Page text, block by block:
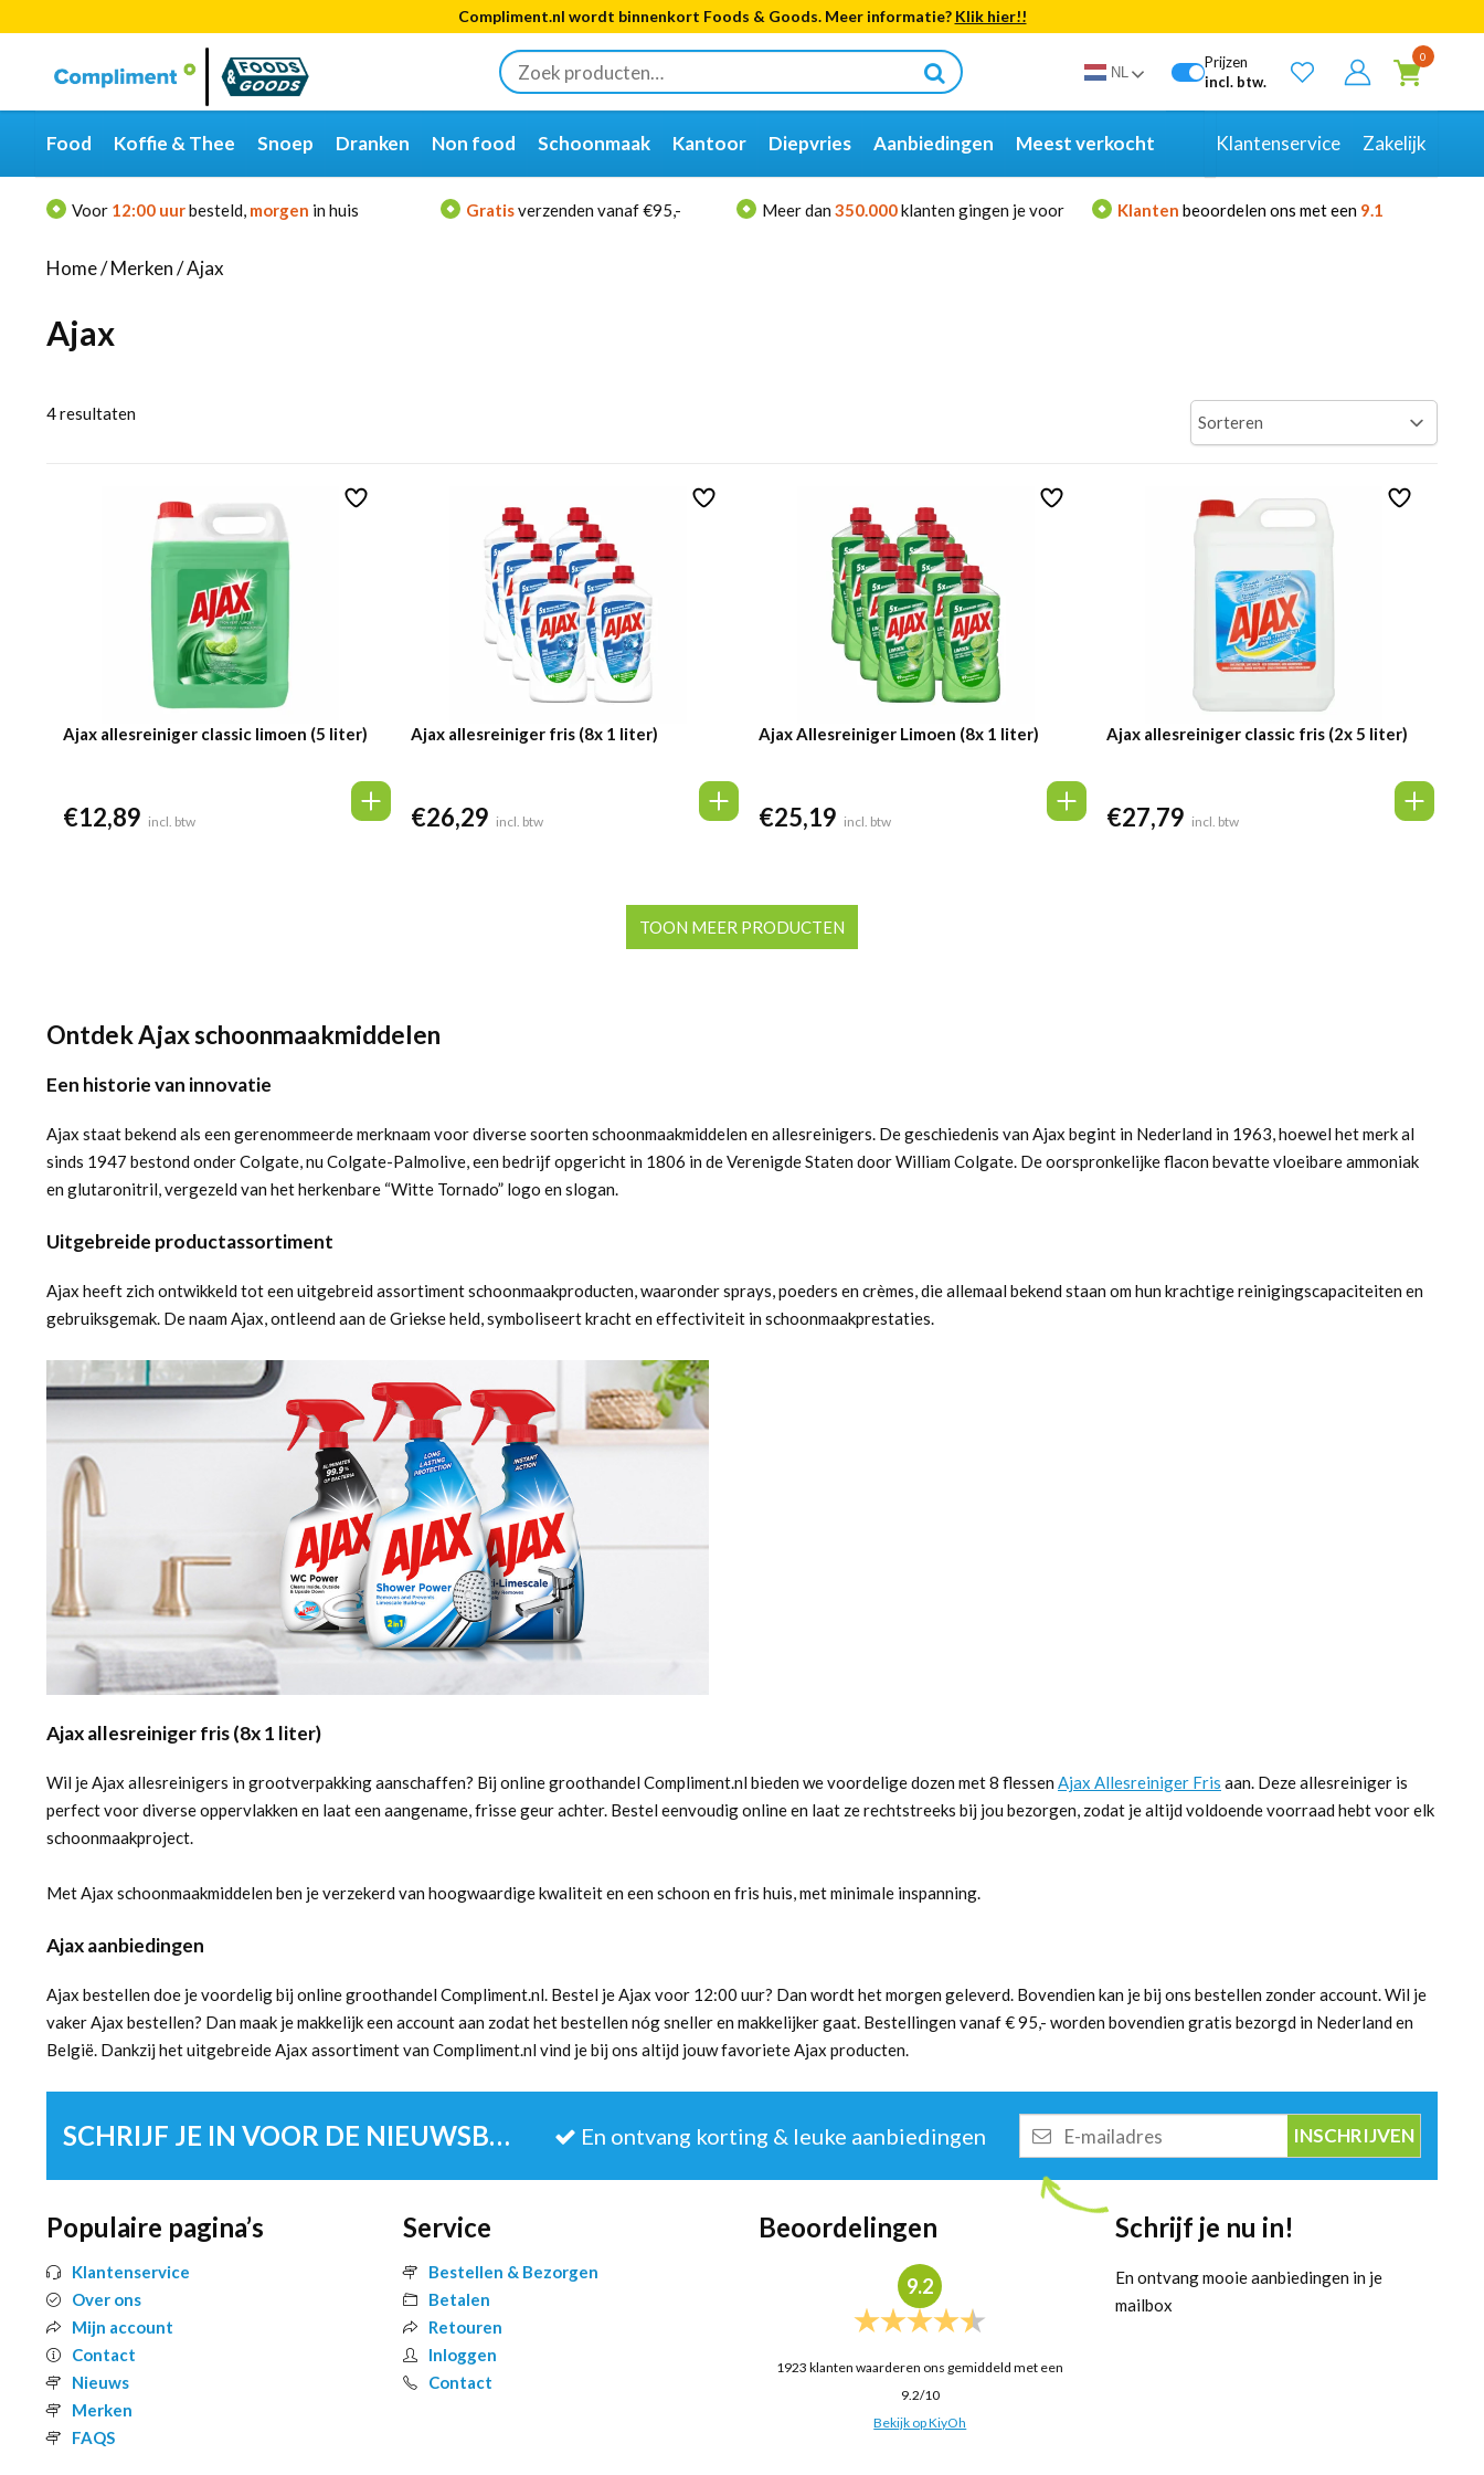
Compliment.nl wordt binnenkort Foods & Goods. Meer informatie? Klik hier!!
Zoeken
naar:
Categorieën
Merken
NL
Prijzen
incl. btw.
0
Food Koffie & Thee Snoep Dranken Non food Schoonmaak Kantoor Diepvries Aanbiedingen Meest verkocht Klantenservice Zakelijk
Voor 12:00 uurbesteld, morgen in huis Gratisverzenden vanaf €95,- Meer dan 350.000klanten gingen je voor Klanten beoordelen ons met een 9.1
Home/Merken/Ajax
Ajax
4resultaten
Ajax allesreiniger classic limoen (5 liter)
€12,89 incl. btw
Ajax allesreiniger fris (8x 1 liter)
€26,29 incl. btw
Ajax Allesreiniger Limoen (8x 1 liter)
€25,19 incl. btw
Ajax allesreiniger classic fris (2x 5 liter)
€27,79 incl. btw
TOON MEER PRODUCTEN
Ontdek Ajax schoonmaakmiddelen
Een historie van innovatie
Ajax staat bekend als een gerenommeerde merknaam voor diverse soorten schoonmaakmiddelen en allesreinigers. De geschiedenis van Ajax begint in Nederland in 1963, hoewel het merk al
sinds 1947 bestond onder Colgate, nu Colgate-Palmolive, een bedrijf opgericht in 1806 in de Verenigde Staten door William Colgate. De oorspronkelijke flacon bevatte vloeibare ammoniak
en glutaronitril, vergezeld van het herkenbare “Witte Tornado” logo en slogan.
Uitgebreide productassortiment
Ajax heeft zich ontwikkeld tot een uitgebreid assortiment schoonmaakproducten, waaronder sprays, poeders en crèmes, die allemaal bekend staan om hun krachtige reinigingscapaciteiten en
gebruiksgemak. De naam Ajax, ontleend aan de Griekse held, symboliseert kracht en effectiviteit in schoonmaakprestaties.
Ajax allesreiniger fris (8x 1 liter)
Wil je Ajax allesreinigers in grootverpakking aanschaffen? Bij online groothandel Compliment.nl bieden we voordelige dozen met 8 flessen Ajax Allesreiniger Fris aan. Deze allesreiniger is
perfect voor diverse oppervlakken en laat een aangename, frisse geur achter. Bestel eenvoudig online en laat ze rechtstreeks bij jou bezorgen, zodat je altijd voldoende voorraad hebt voor elk
schoonmaakproject.
Met Ajax schoonmaakmiddelen ben je verzekerd van hoogwaardige kwaliteit en een schoon en fris huis, met minimale inspanning.
Ajax aanbiedingen
Ajax bestellen doe je voordelig bij online groothandel Compliment.nl. Bestel je Ajax voor 12:00 uur? Dan wordt het morgen geleverd. Bovendien kan je bij ons bestellen zonder account. Wil je
vaker Ajax bestellen? Dan maak je makkelijk een account aan zodat het bestellen nóg sneller en makkelijker gaat. Bestellingen vanaf € 95,- worden bovendien gratis bezorgd in Nederland en
België. Dankzij het uitgebreide Ajax assortiment van Compliment.nl vind je bij ons altijd jouw favoriete Ajax producten.
SCHRIJF JE IN VOOR DE NIEUWSBRIEF En ontvang korting & leuke aanbiedingen
mailadres
Populaire pagina’s
Klantenservice
Over ons
Mijn account
Contact
Nieuws
Merken
FAQS
Service
Bestellen & Bezorgen
Betalen
Retouren
Inloggen
Contact
Beoordelingen
9.2
1923 klanten waarderen ons gemiddeld met een
9.2/10
Bekijk op KiyOh
Schrijf je nu in!
En ontvang mooie aanbiedingen in je
mailbox